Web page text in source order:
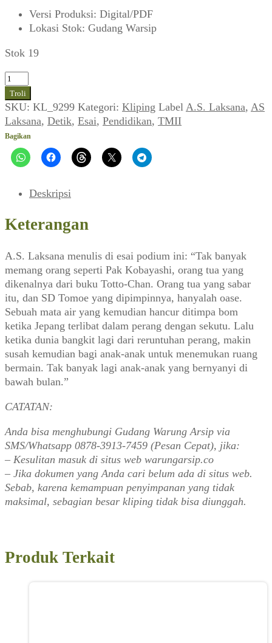
Versi Produksi: Digital/PDF
Lokasi Stok: Gudang Warsip
Stok 19
Kuantitas
Esai
Podium
A.S.
Laksana:
Baju
Paling
Troli
SKU: KL_9299 Kategori: Kliping Label A.S. Laksana, AS
Laksana, Detik, Esai, Pendidikan, TMII
Bagikan
Deskripsi
Keterangan
A.S. Laksana menulis di esai podium ini: “Tak banyak
memang orang seperti Pak Kobayashi, orang tua yang
dikenalnya dari buku Totto-Chan. Orang tua yang sabar
itu, dan SD Tomoe yang dipimpinnya, hanyalah oase.
Sebuah mata air yang kemudian hancur ditimpa bom
ketika Jepang terlibat dalam perang dengan sekutu. Lalu
ketika dunia bangkit lagi dari reruntuhan perang, makin
susah kemudian bagi anak-anak untuk menemukan ruang
bermain. Tak banyak lagi anak-anak yang bernyanyi di
bawah bulan.”
CATATAN:
Anda bisa menghubungi Gudang Warung Arsip via
SMS/Whatsapp 0878-3913-7459 (Pesan Cepat), jika:
– Kesulitan masuk di situs web warungarsip.co
– Jika dokumen yang Anda cari belum ada di situs web.
Sebab, karena kemampuan penyimpanan yang tidak
maksimal, sebagian besar kliping tidak bisa diunggah.
Produk Terkait